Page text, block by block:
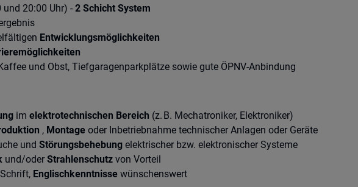
20:00 Uhr) - 2 Schicht System
Entwicklungsmöglichkeiten
und Obst, Tiefgaragenparkplätze sowie gute ÖPNV-Anbindung
im elektrotechnischen Bereich (z. B. Mechatroniker, Elektroniker)
, Montage oder Inbetriebnahme technischer Anlagen oder Geräte
und Störungsbehebung elektrischer bzw. elektronischer Systeme
und/oder Strahlenschutz von Vorteil
Englischkenntnisse wünschenswert